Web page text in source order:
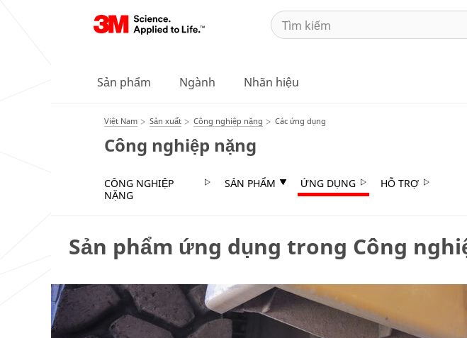
Sản phẩm Ngành Nhãn hiệu
Việt Nam Sản xuất Công nghiệp nặng Các ứng dụng
Công nghiệp nặng
CÔNG NGHIỆP
NẶNG
SẢN PHẨM ỨNG DỤNG HỖ TRỢ
Sản phẩm ứng dụng trong Công